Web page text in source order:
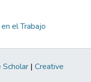
el Trabajo
Scholar | Creative